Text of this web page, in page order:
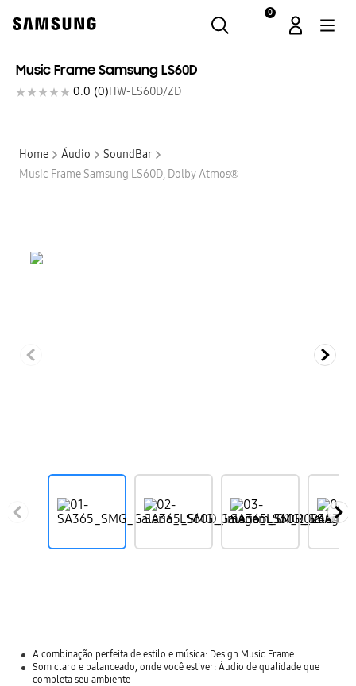
Samsung
0
Music Frame Samsung LS60D
0.0 (0)HW-LS60D/ZD
Home Áudio
SoundBar
Music Frame Samsung LS60D, Dolby Atmos®
A combinação perfeita de estilo e música: Design Music Frame
Som claro e balanceado, onde você estiver: Áudio de qualidade que
completa seu ambiente